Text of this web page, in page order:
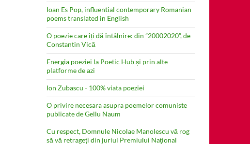
Ioan Es Pop, influential contemporary Romanian
poems translated in English
O poezie care îți dă întâlnire: din ”20002020”, de
Constantin Vică
Energia poeziei la Poetic Hub și prin alte
platforme de azi
Ion Zubascu - 100% viata poeziei
O privire necesara asupra poemelor comuniste
publicate de Gellu Naum
Cu respect, Domnule Nicolae Manolescu vă rog
să vă retrageţi din juriul Premiului Naţional